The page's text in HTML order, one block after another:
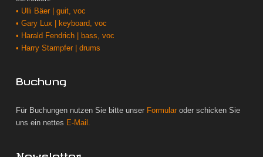
• Ulli Bäer | guit, voc
• Gary Lux | keyboard, voc
• Harald Fendrich | bass, voc
• Harry Stampfer | drums
Buchung
Für Buchungen nutzen Sie bitte unser Formular oder schicken Sie
uns ein nettes E-Mail.
Newsletter